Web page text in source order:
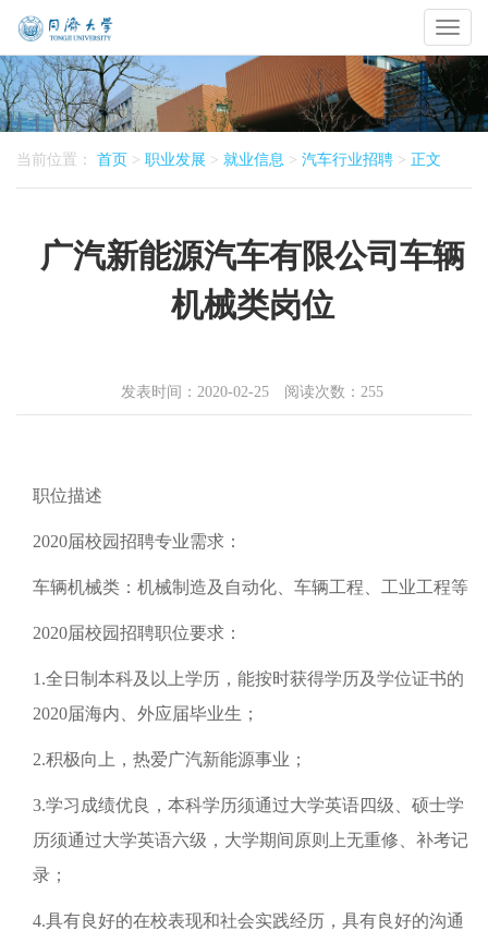
Toggle
当前位置： 首页 > 职业发展 > 就业信息 > 汽车行业招聘 > 正文
广汽新能源汽车有限公司车辆
机械类岗位
发表时间：2020-02-25 阅读次数： 255
职位描述
2020届校园招聘专业需求：
车辆机械类：机械制造及自动化、车辆工程、工业工程等
2020届校园招聘职位要求：
1.全日制本科及以上学历，能按时获得学历及学位证书的
2020届海内、外应届毕业生；
2.积极向上，热爱广汽新能源事业；
3.学习成绩优良，本科学历须通过大学英语四级、硕士学
历须通过大学英语六级，大学期间原则上无重修、补考记
录；
4.具有良好的在校表现和社会实践经历，具有良好的沟通